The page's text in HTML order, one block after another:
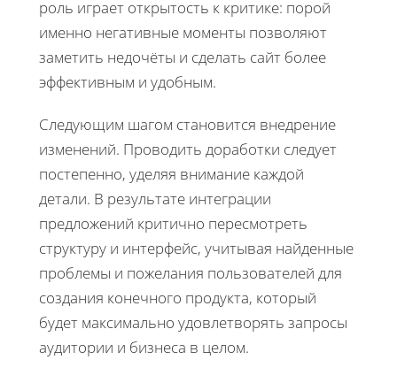
роль играет открытость к критике: порой
именно негативные моменты позволяют
заметить недочёты и сделать сайт более
эффективным и удобным.
Следующим шагом становится внедрение
изменений. Проводить доработки следует
постепенно, уделяя внимание каждой
детали. В результате интеграции
предложений критично пересмотреть
структуру и интерфейс, учитывая найденные
проблемы и пожелания пользователей для
создания конечного продукта, который
будет максимально удовлетворять запросы
аудитории и бизнеса в целом.